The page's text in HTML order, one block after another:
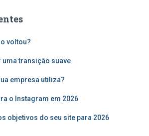
voltou?
uma transição suave
empresa utiliza?
o Instagram em 2026
objetivos do seu site para 2026